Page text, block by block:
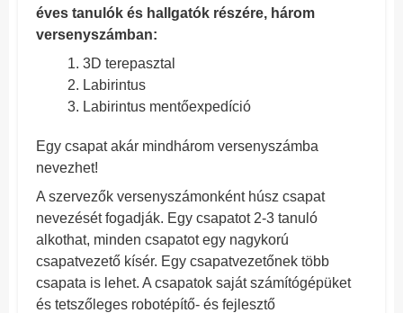
éves tanulók és hallgatók részére, három
versenyszámban:
3D terepasztal
Labirintus
Labirintus mentőexpedíció
Egy csapat akár mindhárom versenyszámba
nevezhet!
A szervezők versenyszámonként húsz csapat
nevezését fogadják. Egy csapatot 2-3 tanuló
alkothat, minden csapatot egy nagykorú
csapatvezető kísér. Egy csapatvezetőnek több
csapata is lehet. A csapatok saját számítógépüket
és tetszőleges robotépítő- és fejlesztő